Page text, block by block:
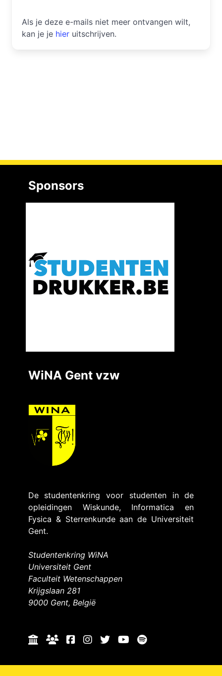
Als je deze e-mails niet meer ontvangen wilt,
kan je je hier uitschrijven.
Sponsors
WiNA Gent vzw
De studentenkring voor studenten in de
opleidingen Wiskunde, Informatica en
Fysica & Sterrenkunde aan de Universiteit
Gent.
Studentenkring WiNA
Universiteit Gent
Faculteit Wetenschappen
Krijgslaan 281
9000 Gent, België